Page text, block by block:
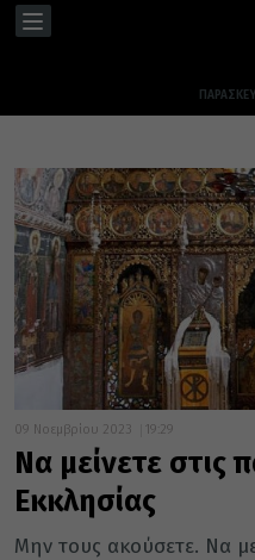
TOGGLE
09 Νοεμβρίου 2023 19:29
Να μείνετε στις
Εκκλησίας
Μην τους ακούσετε. Να